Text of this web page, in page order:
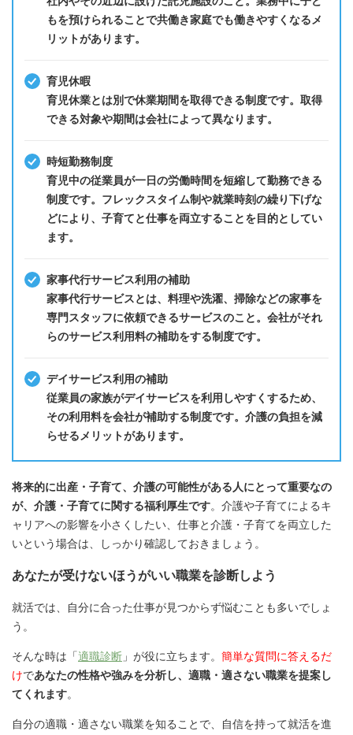
もを預けられることで共働き家庭でも働きやすくなるメ
リットがあります。
育児休暇
育児休業とは別で休業期間を取得できる制度です。取得
できる対象や期間は会社によって異なります。
時短勤務制度
育児中の従業員が一日の労働時間を短縮して勤務できる
制度です。フレックスタイム制や就業時刻の繰り下げな
どにより、子育てと仕事を両立することを目的としてい
ます。
家事代行サービス利用の補助
家事代行サービスとは、料理や洗濯、掃除などの家事を
専門スタッフに依頼できるサービスのこと。会社がそれ
らのサービス利用料の補助をする制度です。
デイサービス利用の補助
従業員の家族がデイサービスを利用しやすくするため、
その利用料を会社が補助する制度です。介護の負担を減
らせるメリットがあります。
将来的に出産・子育て、介護の可能性がある人にとって重要なの
が、介護・子育てに関する福利厚生です。介護や子育てによるキ
ャリアへの影響を小さくしたい、仕事と介護・子育てを両立した
いという場合は、しっかり確認しておきましょう。
あなたが受けないほうがいい職業を診断しよう
就活では、自分に合った仕事が見つからず悩むことも多いでしょ
う。
そんな時は「適職診断 」が役に立ちます。 簡単な質問に答えるだ
けであなたの性格や強みを分析し、適職・適さない職業を提案し
てくれます。
自分の適職・適さない職業を知ることで、自信を持って就活を進